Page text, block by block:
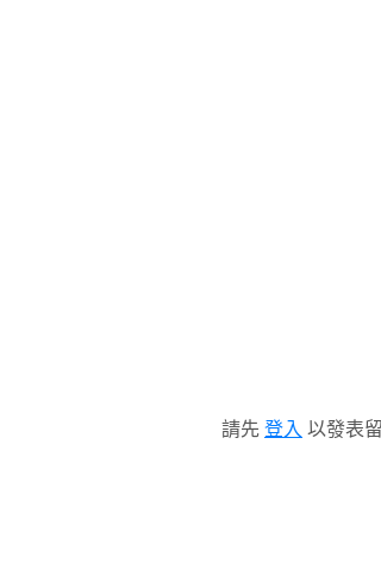
請先 登入 以發表